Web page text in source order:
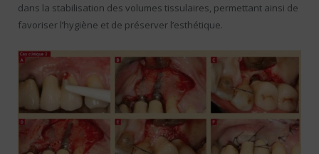
dans la stabilisation des volumes tissulaires, permettant ainsi de
favoriser l’hygiène et de préserver l’esthétique.